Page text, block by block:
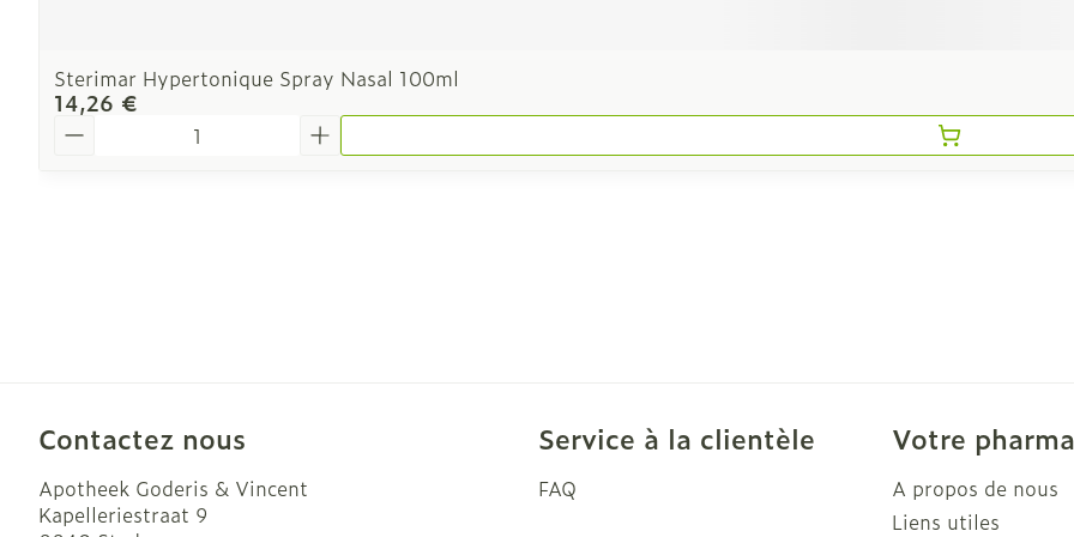
Sterimar Hypertonique Spray Nasal 100ml
14,26 €
Contactez nous
Apotheek Goderis & Vincent
Kapelleriestraat 9
Service à la clientèle
FAQ
Votre
A propos de nous
Liens utiles